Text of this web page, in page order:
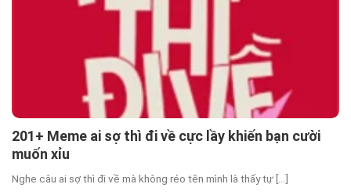
201+ Meme ai sợ thì đi về cực lầy khiến bạn cười
muốn xỉu
Nghe câu ai sợ thì đi về mà không réo tên mình là thấy tự [...]